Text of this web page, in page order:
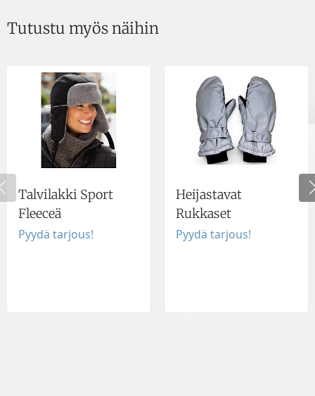
Tutustu myös näihin
Talvilakki Sport
Fleeceä
Pyydä tarjous!
Heijastavat
Rukkaset
Pyydä tarjous!